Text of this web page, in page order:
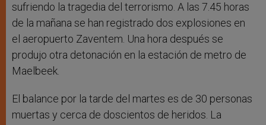
sufriendo la tragedia del terrorismo. A las 7.45 horas
de la mañana se han registrado dos explosiones en
el aeropuerto Zaventem. Una hora después se
produjo otra detonación en la estación de metro de
Maelbeek.
El balance por la tarde del martes es de 30 personas
muertas y cerca de doscientos de heridos. La